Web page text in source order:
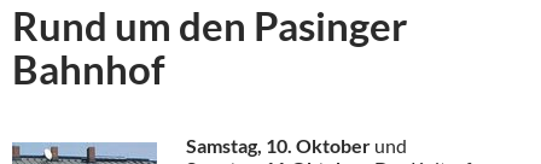
Rund um den Pasinger
Bahnhof
Samstag, 10. Oktober und